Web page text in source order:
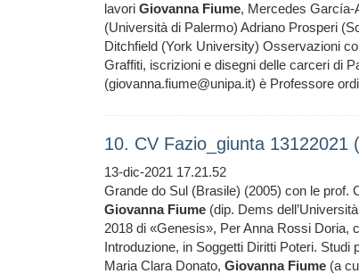
lavori Giovanna Fiume, Mercedes García-
(Università di Palermo) Adriano Prosperi
Ditchfield (York University) Osservazioni
Graffiti, iscrizioni e disegni delle carceri di
(giovanna.fiume@unipa.it) è Professore
10. CV Fazio_giunta 13122021
13-dic-2021 17.21.52
Grande do Sul (Brasile) (2005) con le prof.
Giovanna Fiume (dip. Dems
2018 di «Genesis», Per Anna Rossi Doria,
Introduzione, in Soggetti Diritti Poteri. Studi
Maria Clara Donato, Giovanna Fiume (a